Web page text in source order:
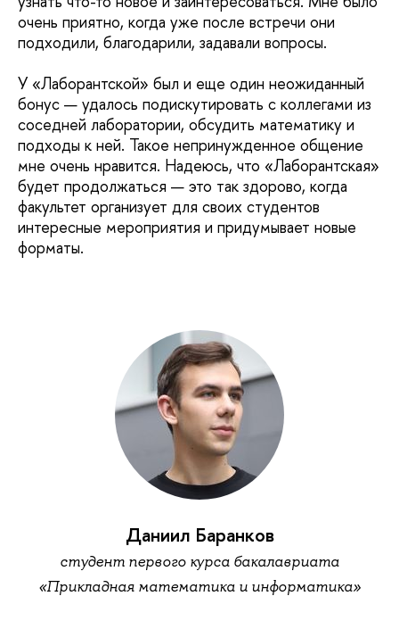
очень приятно, когда уже после встречи они
подходили, благодарили, задавали вопросы.
У «Лаборантской» был и еще один неожиданный
бонус — удалось подискутировать с коллегами из
соседней лаборатории, обсудить математику и
подходы к ней. Такое непринужденное общение
мне очень нравится. Надеюсь, что «Лаборантская»
будет продолжаться — это так здорово, когда
факультет организует для своих студентов
интересные мероприятия и придумывает новые
форматы.
Даниил Баранков
студент первого курса бакалавриата
«Прикладная математика и информатика»